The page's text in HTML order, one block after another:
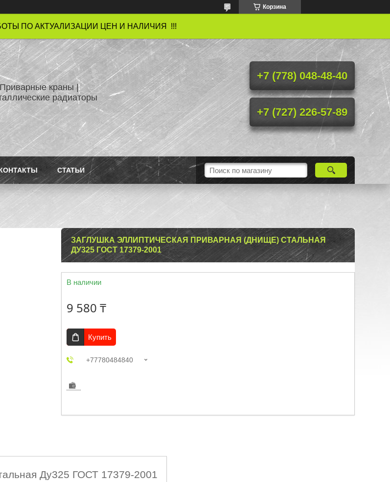
Корзина
ПО АКТУАЛИЗАЦИИ ЦЕН И НАЛИЧИЯ !!!
краны |
радиаторы
+7 (778) 048-48-40
+7 (727) 226-57-89
СТАТЬИ
ЗАГЛУШКА ЭЛЛИПТИЧЕСКАЯ ПРИВАРНАЯ (ДНИЩЕ) СТАЛЬНАЯ
ДУ325 ГОСТ 17379-2001
В наличии
9 580 ₸
Купить
+77780484840
Ду325 ГОСТ 17379-2001